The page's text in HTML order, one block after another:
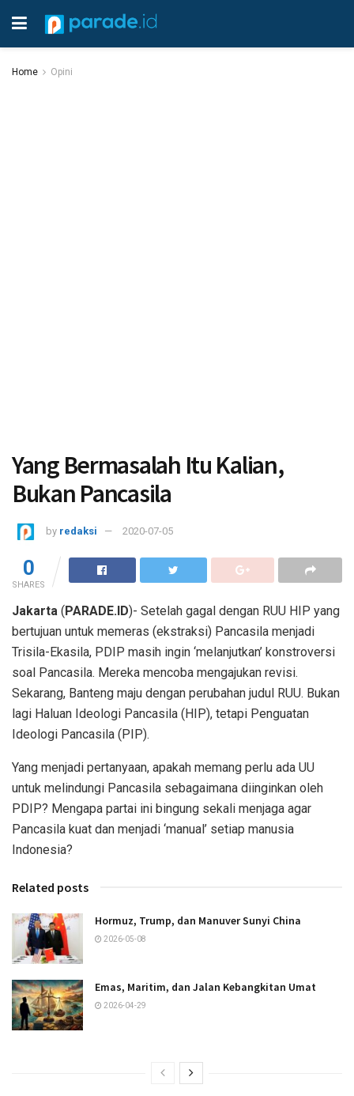
Home Opini
Yang Bermasalah Itu Kalian,
Bukan Pancasila
by redaksi 2020-07-05
0
SHARES
Jakarta (PARADE.ID)- Setelah gagal dengan RUU HIP yang
bertujuan untuk memeras (ekstraksi) Pancasila menjadi
Trisila-Ekasila, PDIP masih ingin ‘melanjutkan’ konstroversi
soal Pancasila. Mereka mencoba mengajukan revisi.
Sekarang, Banteng maju dengan perubahan judul RUU. Bukan
lagi Haluan Ideologi Pancasila (HIP), tetapi Penguatan
Ideologi Pancasila (PIP).
Yang menjadi pertanyaan, apakah memang perlu ada UU
untuk melindungi Pancasila sebagaimana diinginkan oleh
PDIP? Mengapa partai ini bingung sekali menjaga agar
Pancasila kuat dan menjadi ‘manual’ setiap manusia
Indonesia?
Related posts
Hormuz, Trump, dan Manuver Sunyi China
2026-05-08
Emas, Maritim, dan Jalan Kebangkitan Umat
2026-04-29